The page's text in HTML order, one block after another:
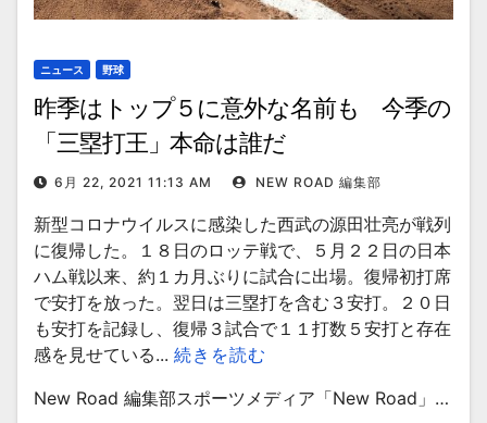
ニュース 野球
昨季はトップ５に意外な名前も 今季の
「三塁打王」本命は誰だ
6月 22, 2021 11:13 AM NEW ROAD 編集部
新型コロナウイルスに感染した西武の源田壮亮が戦列
に復帰した。１８日のロッテ戦で、５月２２日の日本
ハム戦以来、約１カ月ぶりに試合に出場。復帰初打席
で安打を放った。翌日は三塁打を含む３安打。２０日
も安打を記録し、復帰３試合で１１打数５安打と存在
感を見せている... 続きを読む
New Road 編集部スポーツメディア「New Road」…